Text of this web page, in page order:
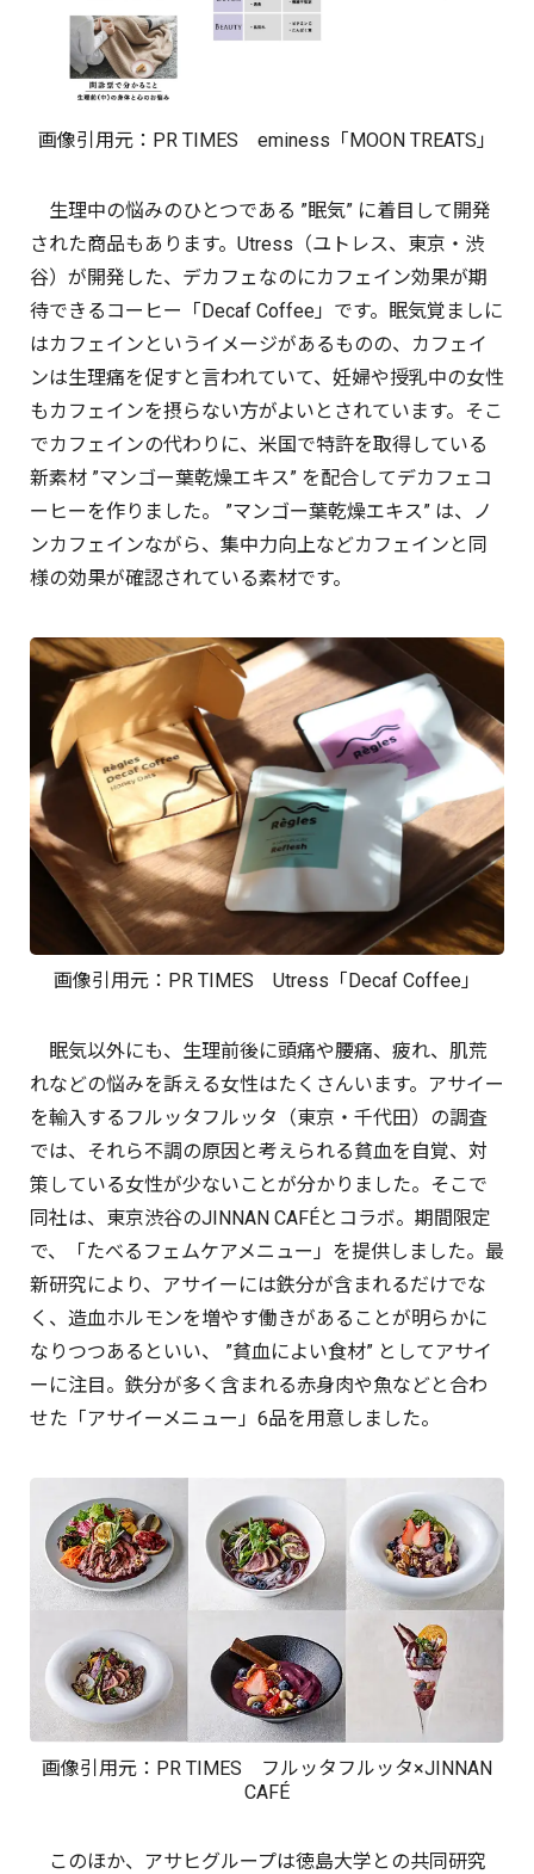
画像引用元： PR TIMES eminess「MOON TREATS」
生理中の悩みのひとつである ”眠気” に着目して開発
された商品もあります。Utress（ユトレス、東京・渋
谷）が開発した、デカフェなのにカフェイン効果が期
待できるコーヒー「Decaf Coffee」です。眠気覚ましに
はカフェインというイメージがあるものの、カフェイ
ンは生理痛を促すと言われていて、妊婦や授乳中の女性
もカフェインを摂らない方がよいとされています。そこ
でカフェインの代わりに、米国で特許を取得している
新素材 ”マンゴー葉乾燥エキス” を配合してデカフェコ
ーヒーを作りました。 ”マンゴー葉乾燥エキス” は、ノ
ンカフェインながら、集中力向上などカフェインと同
様の効果が確認されている素材です。
画像引用元： PR TIMES Utress「Decaf Coffee」
眠気以外にも、生理前後に頭痛や腰痛、疲れ、肌荒
れなどの悩みを訴える女性はたくさんいます。アサイー
を輸入するフルッタフルッタ（東京・千代田）の調査
では、それら不調の原因と考えられる貧血を自覚、対
策している女性が少ないことが分かりました。そこで
同社は、東京渋谷のJINNAN CAFÉとコラボ。期間限定
で、「たべるフェムケアメニュー」を提供しました。最
新研究により、アサイーには鉄分が含まれるだけでな
く、造血ホルモンを増やす働きがあることが明らかに
なりつつあるといい、 ”貧血によい食材” としてアサイ
ーに注目。鉄分が多く含まれる赤身肉や魚などと合わ
せた「アサイーメニュー」6品を用意しました。
画像引用元： PR TIMES フルッタフルッタ×JINNAN
CAFÉ
このほか、アサヒグループは徳島大学との共同研究